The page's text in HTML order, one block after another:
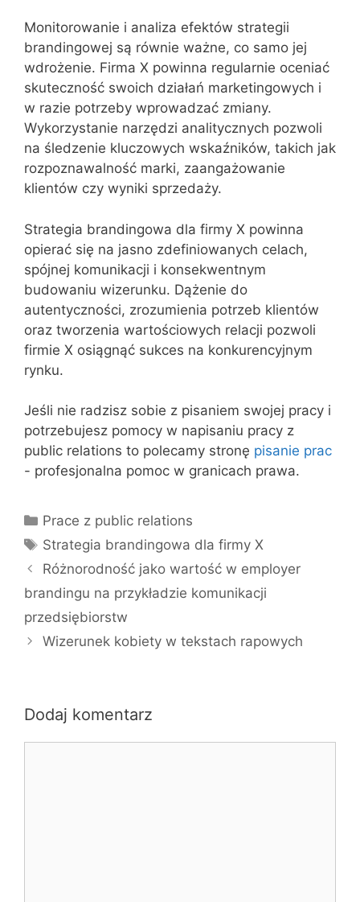
Monitorowanie i analiza efektów strategii
brandingowej są równie ważne, co samo jej
wdrożenie. Firma X powinna regularnie oceniać
skuteczność swoich działań marketingowych i
w razie potrzeby wprowadzać zmiany.
Wykorzystanie narzędzi analitycznych pozwoli
na śledzenie kluczowych wskaźników, takich jak
rozpoznawalność marki, zaangażowanie
klientów czy wyniki sprzedaży.
Strategia brandingowa dla firmy X powinna
opierać się na jasno zdefiniowanych celach,
spójnej komunikacji i konsekwentnym
budowaniu wizerunku. Dążenie do
autentyczności, zrozumienia potrzeb klientów
oraz tworzenia wartościowych relacji pozwoli
firmie X osiągnąć sukces na konkurencyjnym
rynku.
Jeśli nie radzisz sobie z pisaniem swojej pracy i
potrzebujesz pomocy w napisaniu pracy z
public relations to polecamy stronę pisanie prac
- profesjonalna pomoc w granicach prawa.
Kategorie
Prace z public relations
Tagi
Strategia brandingowa dla firmy X
Różnorodność jako wartość w employer
brandingu na przykładzie komunikacji
przedsiębiorstw
Wizerunek kobiety w tekstach rapowych
Dodaj komentarz